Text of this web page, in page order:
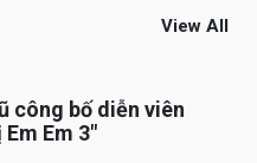
View All
công bố diễn viên
Em 3″